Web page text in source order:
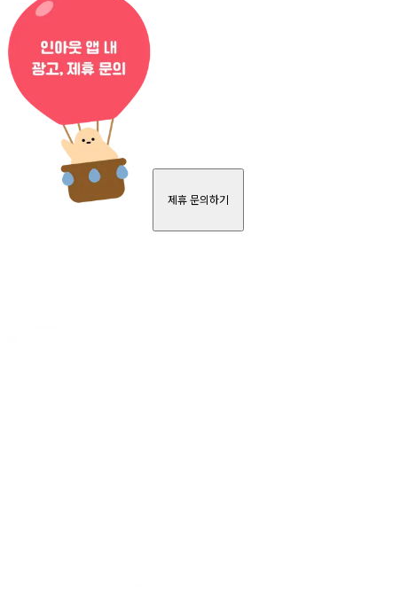
제휴 문의하기